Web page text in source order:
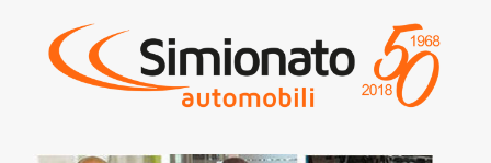
parcheggio assistito • Touch screen • USB • Vivavoce • Volante
multifunzione